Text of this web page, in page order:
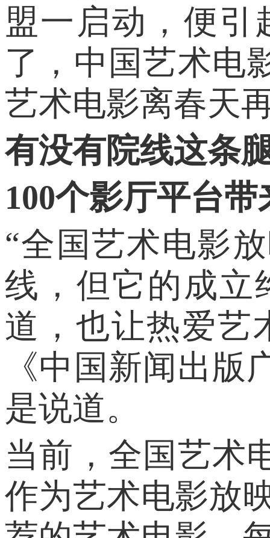
盟一启动，便
了，中国艺术电
艺术电影离春天
有没有院线这条
100个影厅平台
“全国艺术电影
线，但它的成立
道，也让热爱艺
《中国新闻出
是说道。
当前，全国艺术
作为艺术电影放